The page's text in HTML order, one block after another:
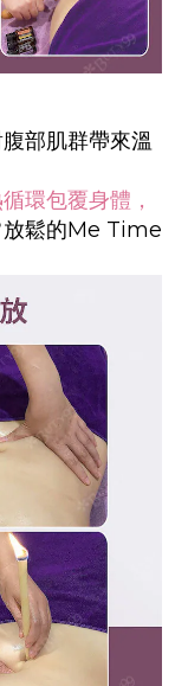
部肌群帶來溫
環包覆身體，
放鬆的Me Time